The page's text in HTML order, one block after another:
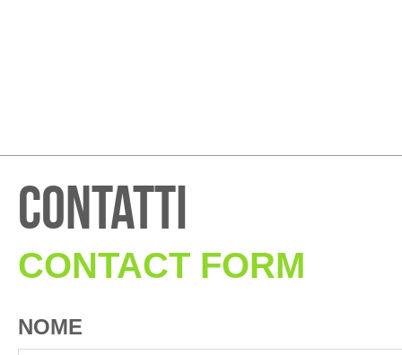
CONTATTI
CONTACT FORM
NOME